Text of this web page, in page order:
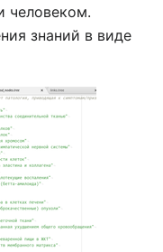
человеком.
знаний в виде